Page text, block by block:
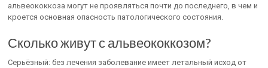
альвеококкоза могут не проявляться почти до последнего, в чем и
кроется основная опасность патологического состояния.
Сколько живут с альвеококкозом?
Серьёзный: без лечения заболевание имеет летальный исход от